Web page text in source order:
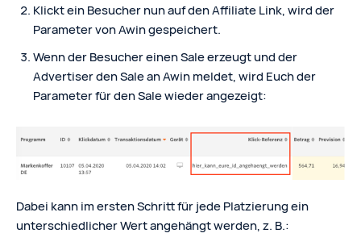
Klickt ein Besucher nun auf den Affiliate Link, wird der
Parameter von Awin gespeichert.
Wenn der Besucher einen Sale erzeugt und der
Advertiser den Sale an Awin meldet, wird Euch der
Parameter für den Sale wieder angezeigt:
Dabei kann im ersten Schritt für jede Platzierung ein
unterschiedlicher Wert angehängt werden, z. B.: